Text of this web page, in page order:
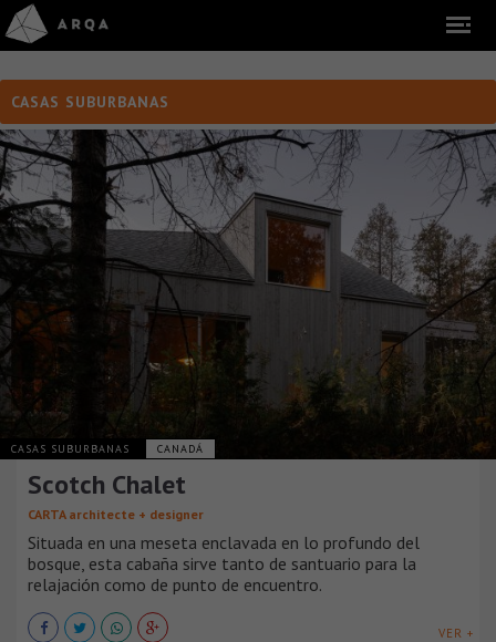
CASAS SUBURBANAS
CASAS SUBURBANAS CANADÁ
Scotch Chalet
CARTA architecte + designer
Situada en una meseta enclavada en lo profundo del
bosque, esta cabaña sirve tanto de santuario para la
relajación como de punto de encuentro.
VER +